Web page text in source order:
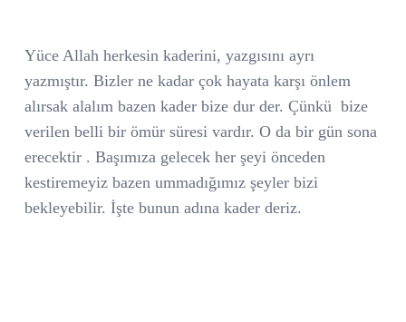
Yüce Allah herkesin kaderini, yazgısını ayrı
yazmıştır. Bizler ne kadar çok hayata karşı önlem
alırsak alalım bazen kader bize dur der. Çünkü bize
verilen belli bir ömür süresi vardır. O da bir gün sona
erecektir . Başımıza gelecek her şeyi önceden
kestiremeyiz bazen ummadığımız şeyler bizi
bekleyebilir. İşte bunun adına kader deriz.